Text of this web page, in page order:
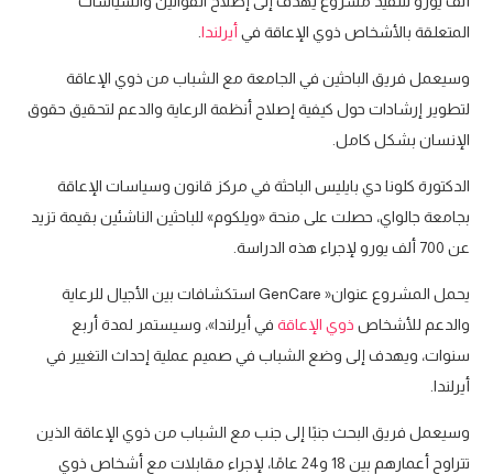
المتعلقة بالأشخاص ذوي الإعاقة في أيرلندا
وسيعمل فريق الباحثين في الجامعة مع الشباب من ذوي الإعاقة
لتطوير إرشادات حول كيفية إصلاح أنظمة الرعاية والدعم لتحقيق حقوق
الإنسان بشكل كامل.
الدكتورة كلونا دي بايليس الباحثة في مركز قانون وسياسات الإعاقة
بجامعة جالواي، حصلت على منحة «ويلكوم» للباحثين الناشئين بقيمة تزيد
عن 700 ألف يورو لإجراء هذه الدراسة.
يحمل المشروع عنوان« GenCare استكشافات بين الأجيال للرعاية
والدعم للأشخاص ذوي الإعاقة في أيرلندا»، وسيستمر لمدة أربع
سنوات، ويهدف إلى وضع الشباب في صميم عملية إحداث التغيير في
أيرلندا.
وسيعمل فريق البحث جنبًا إلى جنب مع الشباب من ذوي الإعاقة الذين
تتراوح أعمارهم بين 18 و24 عامًا، لإجراء مقابلات مع أشخاص ذوي